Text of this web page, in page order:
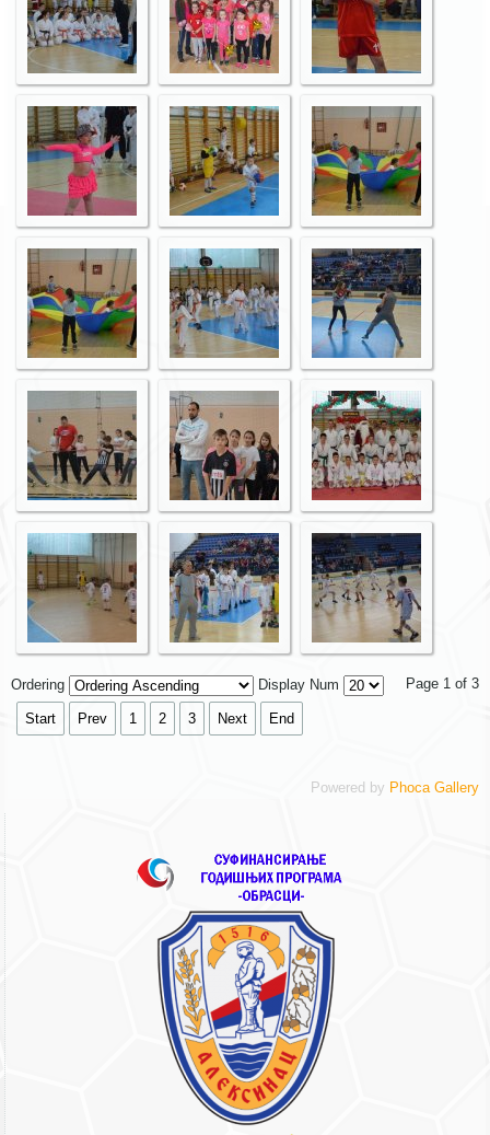
Ordering Display Num Page 1 of 3
Start Prev 1 2 3 Next End
Powered by Phoca Gallery